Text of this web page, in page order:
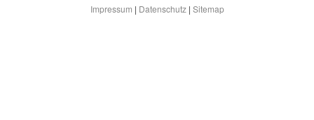
Impressum | Datenschutz| Sitemap